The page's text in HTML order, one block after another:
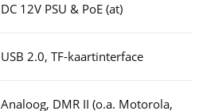
DC 12V PSU & PoE (at)
USB 2.0, TF-kaartinterface
Analoog, DMR II (o.a. Motorola,